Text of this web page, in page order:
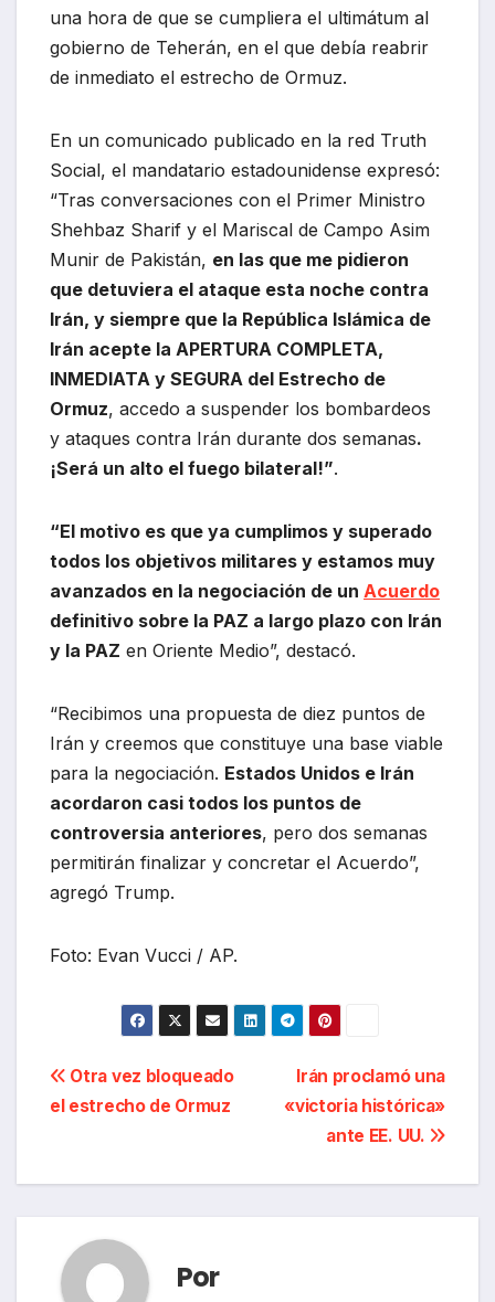
una hora de que se cumpliera el ultimátum al
gobierno de Teherán, en el que debía reabrir
de inmediato el estrecho de Ormuz.
En un comunicado publicado en la red Truth
Social, el mandatario estadounidense expresó:
“Tras conversaciones con el Primer Ministro
Shehbaz Sharif y el Mariscal de Campo Asim
Munir de Pakistán, en las que me pidieron
que detuviera el ataque esta noche contra
Irán, y siempre que la República Islámica de
Irán acepte la APERTURA COMPLETA,
INMEDIATA y SEGURA del Estrecho de
Ormuz, accedo a suspender los bombardeos
y ataques contra Irán durante dos semanas.
¡Será un alto el fuego bilateral!”.
“El motivo es que ya cumplimos y superado
todos los objetivos militares y estamos muy
avanzados en la negociación de un Acuerdo
definitivo sobre la PAZ a largo plazo con Irán
y la PAZ en Oriente Medio”, destacó.
“Recibimos una propuesta de diez puntos de
Irán y creemos que constituye una base viable
para la negociación. Estados Unidos e Irán
acordaron casi todos los puntos de
controversia anteriores, pero dos semanas
permitirán finalizar y concretar el Acuerdo”,
agregó Trump.
Foto: Evan Vucci / AP.
Navegación
de
entradas
Irán proclamó una
«victoria histórica»
ante EE. UU.
Otra vez bloqueado
el estrecho de Ormuz
Por